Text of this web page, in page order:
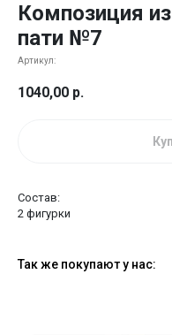
Композиция
пати №7
Артикул:
1040,00 р.
Состав:
2 фигурки
Так же покупают у нас: